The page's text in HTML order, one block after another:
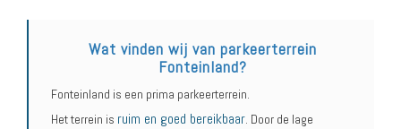
Wat vinden wij van parkeerterrein
Fonteinland?
Fonteinland is een prima parkeerterrein.
Het terrein is ruim en goed bereikbaar. Door de lage